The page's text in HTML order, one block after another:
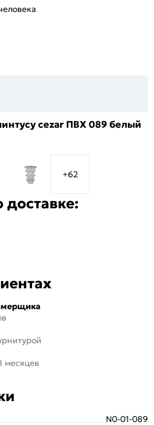
cezar ПВХ 089 белый
+62
месяцев
N0-01-089